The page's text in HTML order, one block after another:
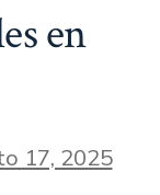
en
17, 2025